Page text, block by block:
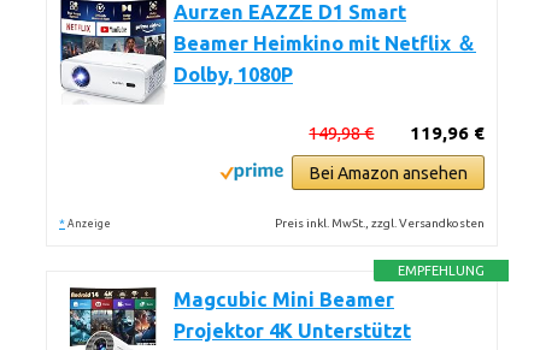
Aurzen EAZZE D1 Smart
Beamer Heimkino mit Netflix ＆
Dolby, 1080P
119,96 €
149,98 €
Bei Amazon ansehen
* Anzeige Preis inkl. MwSt., zzgl. Versandkosten
EMPFEHLUNG
Magcubic Mini Beamer
Projektor 4K Unterstützt